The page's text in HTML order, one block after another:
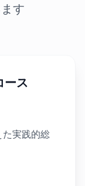
す
ース
実践的総